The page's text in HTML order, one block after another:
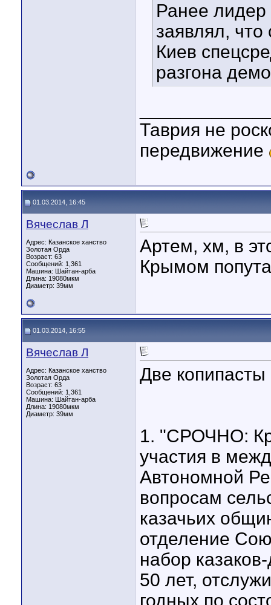
Ранее лидер
заявлял,
Киев
разгона
Таврия не
передвижение
01.03.2014, 16:45
Вячеслав Л
Адрес: Казанское ханство
Золотая Орда
Возраст: 63
Сообщений: 1,361
Машина: Шайтан-арба
Длина: 19080мкм
Диаметр: 39мм
Артем, хм, в
Крымом
01.03.2014, 16:55
Вячеслав Л
Адрес: Казанское ханство
Золотая Орда
Возраст: 63
Сообщений: 1,361
Машина: Шайтан-арба
Длина: 19080мкм
Диаметр: 39мм
Две копипасты
1. "СРОЧНО:
участия в
Автономной
вопросам
казачьих
отделение
набор
50 лет,
годных по